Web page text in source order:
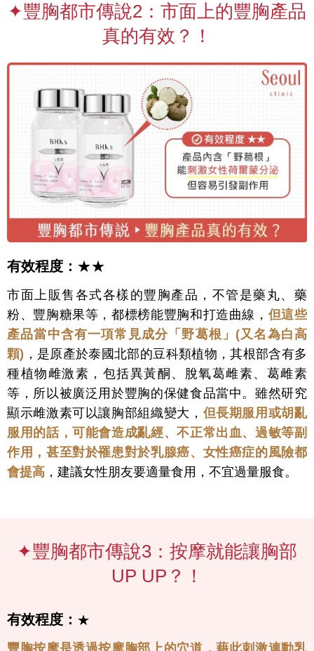
✦豐胸都市傳說2：市面上的豐胸產品
真的有效？！
有效程度： ★★
市面上販售各式各樣的豐胸產品，不管是藥丸、藥
粉、豐胸糖果等，都標榜能豐胸和打造曲線， 但這些
產品當中含有一項常見成分「野葛根」(又名為白高
顆) ，是原產於泰國北部的豆科類植物，其根部含有多
種植物雌激素，包括異黃酮、脫氧葛雌素、葛雌素
等，所以被廣泛用於豐胸的保健食品當中。雖然研究
顯示雌激素可以讓胸部組織變大， 但長期服用或胡亂
服用的話，可能會造成亂經、不正常出血、過敏等副
作用，甚至對於罹患對於乳腺癌、女性癌症的風險都
會提高 ，建議女性朋友要適量食用，不宜過量服食。
✦豐胸都市傳說3：按摩就能讓胸部
UP UP？！
有效程度： ★
豐胸按摩是透過按摩胸部上的穴道，藉此刺激連動乳